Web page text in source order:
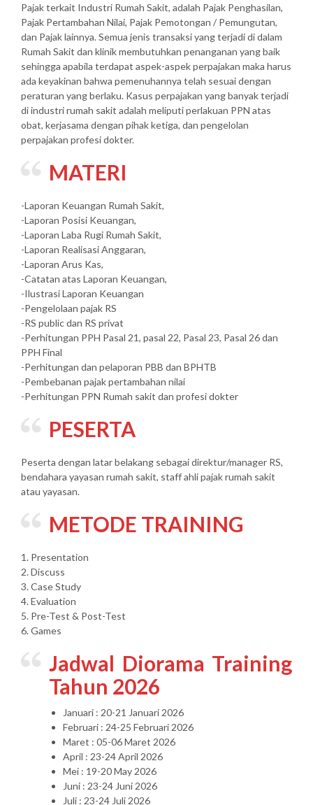
Pajak terkait Industri Rumah Sakit, adalah Pajak Penghasilan,
Pajak Pertambahan Nilai, Pajak Pemotongan / Pemungutan,
dan Pajak lainnya. Semua jenis transaksi yang terjadi di dalam
Rumah Sakit dan klinik membutuhkan penanganan yang baik
sehingga apabila terdapat aspek-aspek perpajakan maka harus
ada keyakinan bahwa pemenuhannya telah sesuai dengan
peraturan yang berlaku. Kasus perpajakan yang banyak terjadi
di industri rumah sakit adalah meliputi perlakuan PPN atas
obat, kerjasama dengan pihak ketiga, dan pengelolan
perpajakan profesi dokter.
MATERI
-Laporan Keuangan Rumah Sakit,
-Laporan Posisi Keuangan,
-Laporan Laba Rugi Rumah Sakit,
-Laporan Realisasi Anggaran,
-Laporan Arus Kas,
-Catatan atas Laporan Keuangan,
-Ilustrasi Laporan Keuangan
-Pengelolaan pajak RS
-RS public dan RS privat
-Perhitungan PPH Pasal 21, pasal 22, Pasal 23, Pasal 26 dan
PPH Final
-Perhitungan dan pelaporan PBB dan BPHTB
-Pembebanan pajak pertambahan nilai
-Perhitungan PPN Rumah sakit dan profesi dokter
PESERTA
Peserta dengan latar belakang sebagai direktur/manager RS,
bendahara yayasan rumah sakit, staff ahli pajak rumah sakit
atau yayasan.
METODE TRAINING
1. Presentation
2. Discuss
3. Case Study
4. Evaluation
5. Pre-Test & Post-Test
6. Games
Jadwal Diorama Training
Tahun 2026
Januari : 20-21 Januari 2026
Februari : 24-25 Februari 2026
Maret : 05-06 Maret 2026
April : 23-24 April 2026
Mei : 19-20 May 2026
Juni : 23-24 Juni 2026
Juli : 23-24 Juli 2026